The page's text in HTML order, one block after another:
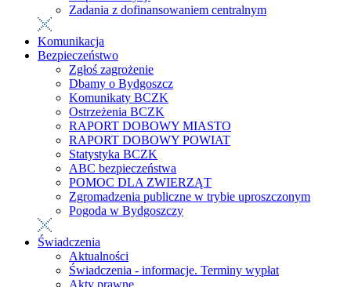
Zadania z dofinansowaniem centralnym
Komunikacja
Bezpieczeństwo
Zgłoś zagrożenie
Dbamy o Bydgoszcz
Komunikaty BCZK
Ostrzeżenia BCZK
RAPORT DOBOWY MIASTO
RAPORT DOBOWY POWIAT
Statystyka BCZK
ABC bezpieczeństwa
POMOC DLA ZWIERZĄT
Zgromadzenia publiczne w trybie uproszczonym
Pogoda w Bydgoszczy
Świadczenia
Aktualności
Świadczenia - informacje. Terminy wypłat
Akty prawne